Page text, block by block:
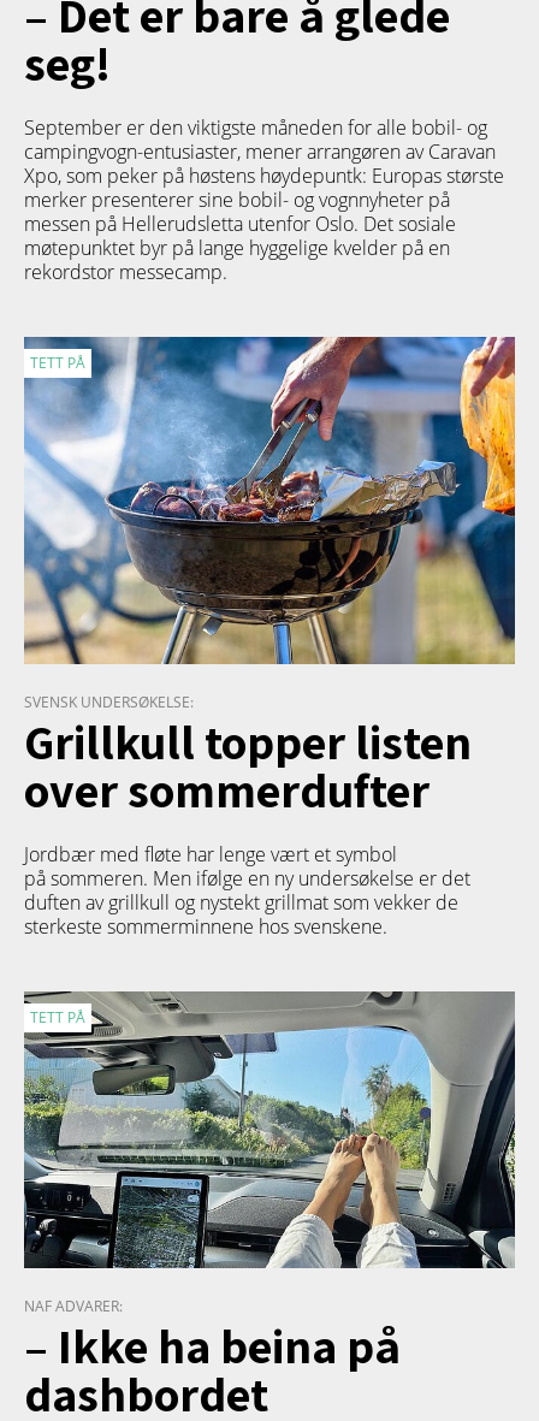
– Det er bare å glede
seg!
September er den viktigste måneden for alle bobil- og
campingvogn-entusiaster, mener arrangøren av Caravan
Xpo, som peker på høstens høydepuntk: Europas største
merker presenterer sine bobil- og vognnyheter på
messen på Hellerudsletta utenfor Oslo. Det sosiale
møtepunktet byr på lange hyggelige kvelder på en
rekordstor messecamp.
TETT PÅ
SVENSK UNDERSØKELSE:
Grillkull topper listen
over sommerdufter
Jordbær med fløte har lenge vært et symbol
på sommeren. Men ifølge en ny undersøkelse er det
duften av grillkull og nystekt grillmat som vekker de
sterkeste sommerminnene hos svenskene.
TETT PÅ
NAF ADVARER:
– Ikke ha beina på
dashbordet